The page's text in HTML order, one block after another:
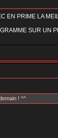
EN PRIME LA
SUR UN
! ^^